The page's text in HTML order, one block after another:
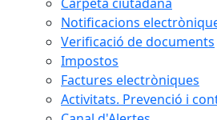
Notificacions
Verificació de documents
Impostos
Factures electròniques
Activitats. Prevenció i